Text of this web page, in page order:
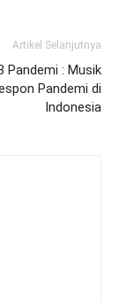
Artikel Selanjutnya
Pandemi : Musik
Pandemi di
Indonesia